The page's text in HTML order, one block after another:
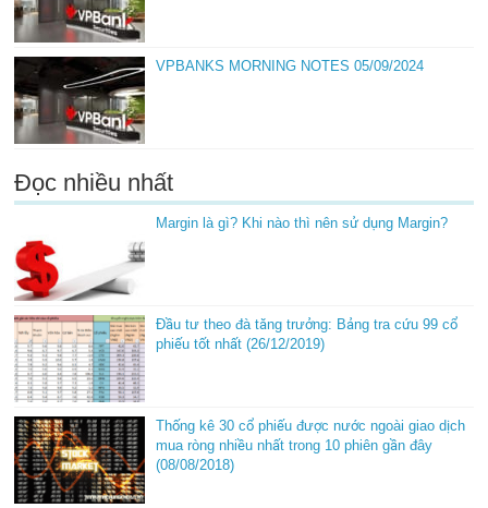
VPBANKS MORNING NOTES 05/09/2024
Đọc nhiều nhất
Margin là gì? Khi nào thì nên sử dụng Margin?
Đầu tư theo đà tăng trưởng: Bảng tra cứu 99 cổ
phiếu tốt nhất (26/12/2019)
Thống kê 30 cổ phiếu được nước ngoài giao dịch
mua ròng nhiều nhất trong 10 phiên gần đây
(08/08/2018)